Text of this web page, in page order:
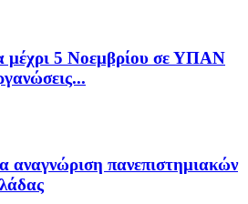
μέχρι 5 Νοεμβρίου σε ΥΠΑΝ
αναγνώριση πανεπιστημιακών